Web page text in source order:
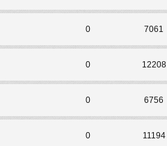
0 7061
0 12208
0 6756
0 11194